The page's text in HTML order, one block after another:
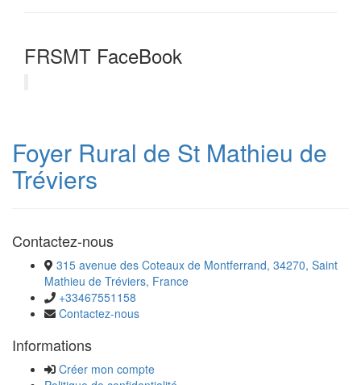
FRSMT FaceBook
Foyer Rural de St Mathieu de
Tréviers
Contactez-nous
315 avenue des Coteaux de Montferrand, 34270, Saint
Mathieu de Tréviers, France
+33467551158
Contactez-nous
Informations
Créer mon compte